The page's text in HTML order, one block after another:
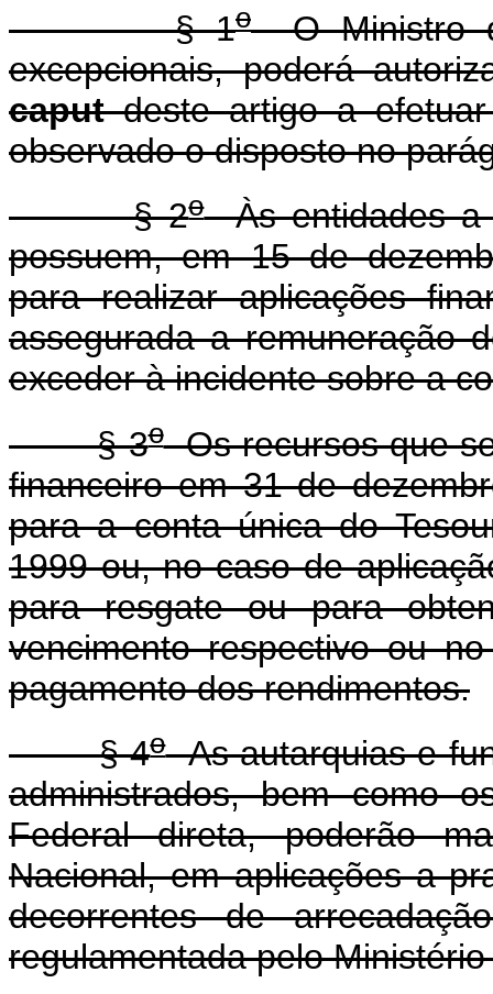
§ 1oO Ministro
excepcionais, poderá
caputdeste artigo a efetuar
observado o disposto no
§ 2oÀs entidades a
possuem, em 15 de
para realizar aplicações
assegurada a remuneração
exceder à incidente sobre a
§ 3oOs recursos que
financeiro em 31 de
para a conta única do
1999 ou, no caso de
para resgate ou para
vencimento respectivo ou
pagamento dos rendimentos.
§ 4oAs autarquias e
administrados, bem como
Federal direta, poderão
Nacional, em aplicações a
decorrentes de
regulamentada pelo